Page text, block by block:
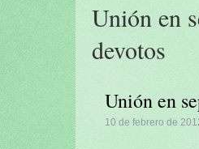
Unión en
devotos
Unión en
10 de febrero de